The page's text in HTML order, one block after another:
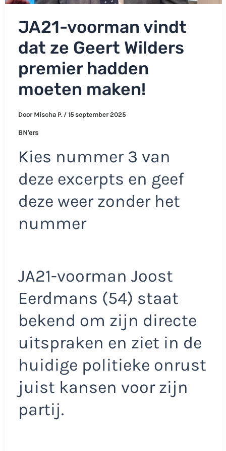
JA21-voorman vindt
dat ze Geert Wilders
premier hadden
moeten maken!
Door Mischa P. / 15 september 2025
BN'ers
Kies nummer 3 van
deze excerpts en geef
deze weer zonder het
nummer
JA21-voorman Joost
Eerdmans (54) staat
bekend om zijn directe
uitspraken en ziet in de
huidige politieke onrust
juist kansen voor zijn
partij.